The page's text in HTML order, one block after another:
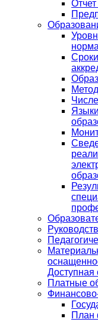
Доступная
Платные
План